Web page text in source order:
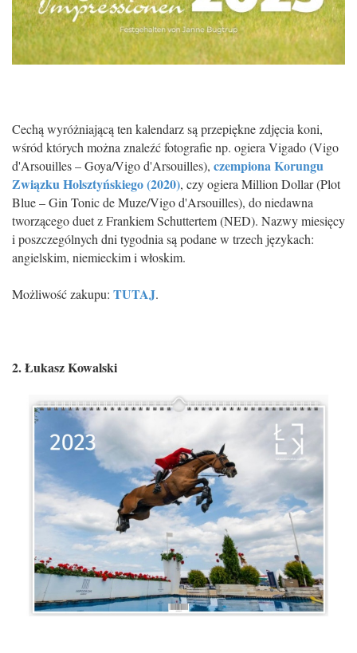
Cechą wyróżniającą ten kalendarz są przepiękne zdjęcia koni,
wśród których można znaleźć fotografie np. ogiera Vigado (Vigo
d'Arsouilles – Goya/Vigo d'Arsouilles), czempiona Korungu
Związku Holsztyńskiego (2020), czy ogiera Million Dollar (Plot
Blue – Gin Tonic de Muze/Vigo d'Arsouilles), do niedawna
tworzącego duet z Frankiem Schuttertem (NED). Nazwy miesięcy
i poszczególnych dni tygodnia są podane w trzech językach:
angielskim, niemieckim i włoskim.
Możliwość zakupu: TUTAJ.
2. Łukasz Kowalski